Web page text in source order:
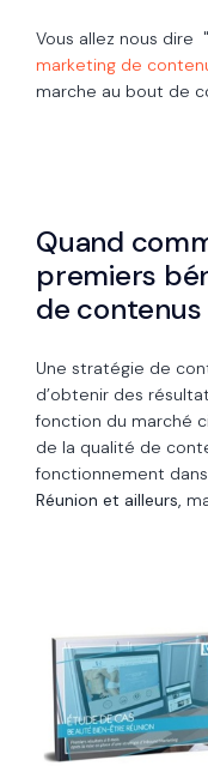
Vous allez nous dire
marketing de
marche au bout de
Quand
premiers
de contenus
Une stratégie de
d’obtenir des
fonction du marché
de la qualité de
fonctionnement
Réunion et ailleurs,